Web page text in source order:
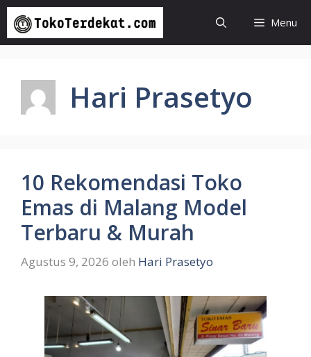
Langsung
isi
Menu
Hari Prasetyo
10 Rekomendasi Toko
Emas di Malang Model
Terbaru & Murah
Agustus 9, 2026 oleh Hari Prasetyo